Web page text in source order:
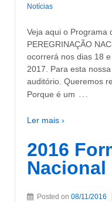
Notícias
Veja aqui o Programa
PEREGRINAÇÃO
ocorrerá nos dias 18
2017. Para esta
auditório. Queremos
Porque é um …
Ler mais ›
2016
Nacional
Posted on 08/11/2016